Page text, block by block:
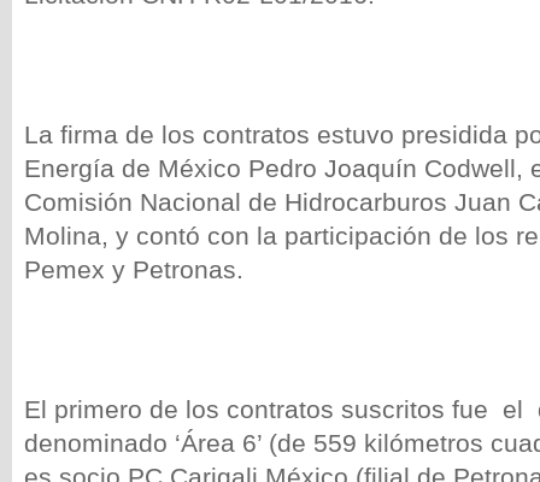
La firma de los contratos estuvo presidida
Energía de México Pedro Joaquín Codwell,
Comisión Nacional de Hidrocarburos Juan
Molina, y contó con la participación de los
Pemex y Petronas.
El primero de los contratos suscritos fue el
denominado ‘Área 6’ (de 559 kilómetros
wp-
wp-